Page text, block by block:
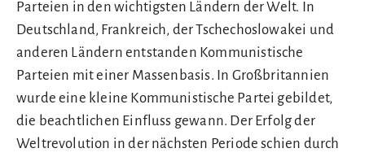
Parteien in den wichtigsten Ländern der Welt. In
Deutschland, Frankreich, der Tschechoslowakei und
anderen Ländern entstanden Kommunistische
Parteien mit einer Massenbasis. In Großbritannien
wurde eine kleine Kommunistische Partei gebildet,
die beachtlichen Einfluss gewann. Der Erfolg der
Weltrevolution in der nächsten Periode schien durch